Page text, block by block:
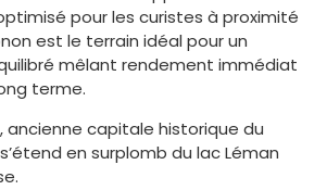
pour les curistes à proximité
est le terrain idéal pour un
mêlant rendement immédiat
terme.
ancienne capitale historique du
en surplomb du lac Léman